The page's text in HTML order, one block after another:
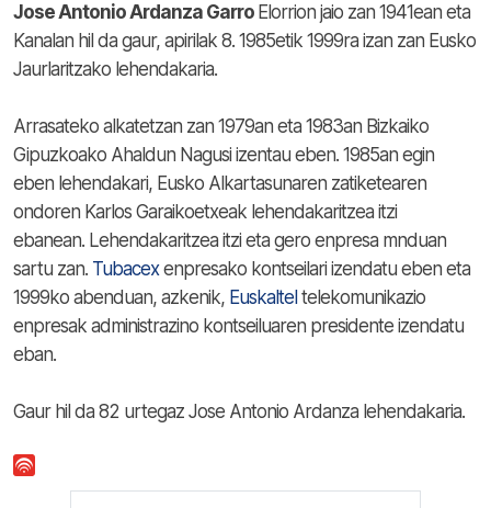
Jose Antonio Ardanza Garro Elorrion jaio zan 1941ean eta
Kanalan hil da gaur, apirilak 8. 1985etik 1999ra izan zan Eusko
Jaurlaritzako lehendakaria.
Arrasateko alkatetzan zan 1979an eta 1983an Bizkaiko
Gipuzkoako Ahaldun Nagusi izentau eben. 1985an egin
eben lehendakari, Eusko Alkartasunaren zatiketearen
ondoren Karlos Garaikoetxeak lehendakaritzea itzi
ebanean. Lehendakaritzea itzi eta gero enpresa mnduan
sartu zan. Tubacexenpresako kontseilari izendatu eben eta
1999ko abenduan, azkenik, Euskaltel telekomunikazio
enpresak administrazino kontseiluaren presidente izendatu
eban.
Gaur hil da 82 urtegaz Jose Antonio Ardanza lehendakaria.